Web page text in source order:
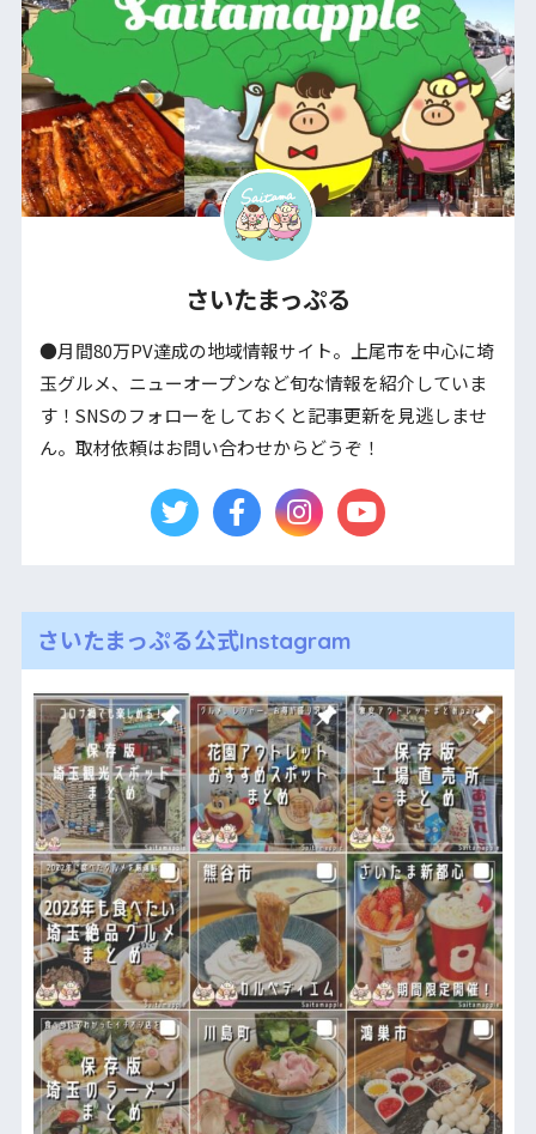
さいたまっぷる
●月間80万PV達成の地域情報サイト。上尾市を中心に埼
玉グルメ、ニューオープンなど旬な情報を紹介していま
す！SNSのフォローをしておくと記事更新を見逃しませ
ん。取材依頼はお問い合わせからどうぞ！
さいたまっぷる公式Instagram